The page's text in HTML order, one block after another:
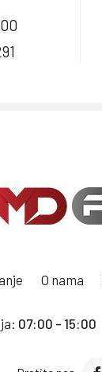
O nama
07:00 - 15:00